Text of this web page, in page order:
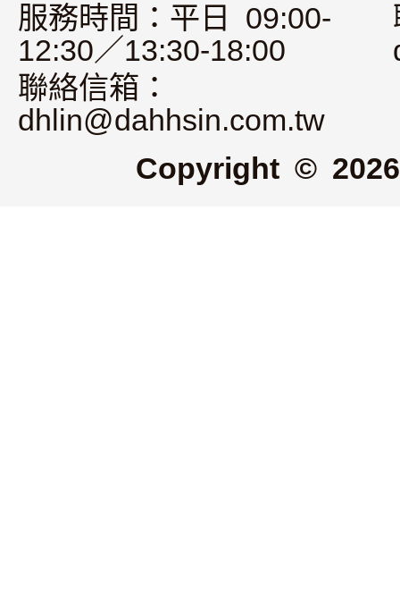
服務時間：平日 09:00-
12:30／13:30-18:00
聯絡信箱：
dhlin@dahhsin.com.tw
Copyright ©